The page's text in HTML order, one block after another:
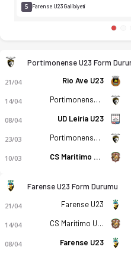
5 Farense U23 Galibiyeti
Portimonense U23 Form
21/04 Rio Ave U23
14/04 Portimonense U23
08/04 UD Leiria U23
23/03 Portimonense U23
10/03 CS Maritimo U23
Farense U23 Form Durumu
21/04 Farense U23
14/04 CS Maritimo U23
08/04 Farense U23